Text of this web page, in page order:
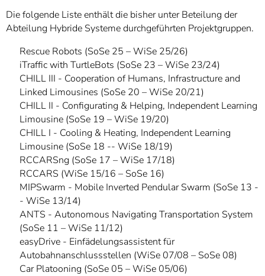
Die folgende Liste enthält die bisher unter Beteilung der
Abteilung Hybride Systeme durchgeführten Projektgruppen.
Rescue Robots (SoSe 25 – WiSe 25/26)
iTraffic with TurtleBots (SoSe 23 – WiSe 23/24)
CHILL III - Cooperation of Humans, Infrastructure and
Linked Limousines (SoSe 20 – WiSe 20/21)
CHILL II - Configurating & Helping, Independent Learning
Limousine (SoSe 19 – WiSe 19/20)
CHILL I - Cooling & Heating, Independent Learning
Limousine (SoSe 18 -- WiSe 18/19)
RCCARSng (SoSe 17 – WiSe 17/18)
RCCARS (WiSe 15/16 – SoSe 16)
MIPSwarm - Mobile Inverted Pendular Swarm (SoSe 13 -
- WiSe 13/14)
ANTS - Autonomous Navigating Transportation System
(SoSe 11 – WiSe 11/12)
easyDrive - Einfädelungsassistent für
Autobahnanschlussstellen (WiSe 07/08 – SoSe 08)
Car Platooning (SoSe 05 – WiSe 05/06)